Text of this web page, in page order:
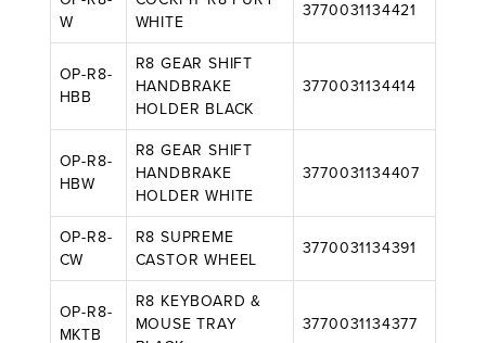
W
WHITE
3770031134421
OP-R8-
HBB
R8 GEAR SHIFT
HANDBRAKE
HOLDER BLACK
3770031134414
OP-R8-
HBW
R8 GEAR SHIFT
HANDBRAKE
HOLDER WHITE
3770031134407
OP-R8-
CW
R8 SUPREME
CASTOR WHEEL
3770031134391
OP-R8-
MKTB
R8 KEYBOARD &
MOUSE TRAY
3770031134377